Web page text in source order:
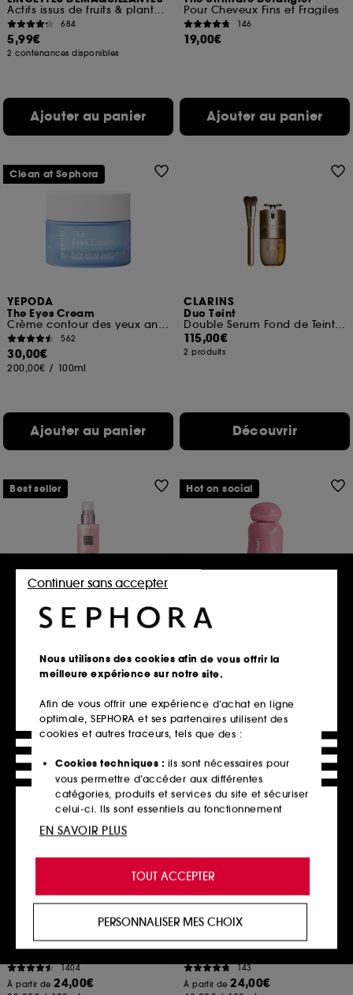
Actifs issus de fruits & plantes + Lotion micellaire
684
5,99€
2 contenances disponibles
Ajouter au panier
Pour Cheveux Fins et Fragiles
146
19,00€
Ajouter au panier
YEPODA
The Eyes Cream
Crème contour des yeux anti-âge
562
30,00€
200,00€ / 100ml
Ajouter au panier
Clean at Sephora
CLARINS
Duo Teint
Double Serum Fond de Teint et Pinceau Fond de Teint inspiré du Gua Sha
115,00€
2 produits
Découvrir
RITUALS
The Ritual of Sakura
17,90€
Ajouter au panier
Best seller
GLOWERY
Lippie Bestie – Huile lèvres
19,00€
Ajouter au panier
Hot on social
Butta Drop Fenty Fresh
Crème Corps Hydratante À L'Huile Fouettée
1404
À partir de24,00€
NUXE
Huile Prodigieuse
Huile sèche multi-fonctions visage, corps, cheveux
143
À partir de24,00€
Nous utilisons des cookies afin de vous offrir la
meilleure expérience sur notre site.
Afin de vous offrir une expérience d’achat en ligne
optimale, SEPHORA et ses partenaires utilisent des
cookies et autres traceurs, tels que des :
Cookies techniques : ils sont nécessaires pour
vous permettre d’accéder aux différentes
catégories, produits et services du site et sécuriser
celui-ci. Ils sont essentiels au fonctionnement
technique du site et ne peuvent être désactivés.
de vous offrir une expérience enrichie et
personnalisée en vous recommandant des
produits, des services et des contenus qui
proposer des offres promotionnelles adaptées à
votre profil.
Cookies réseaux sociaux et publicité :
utilisés pour vous présenter du contenu susceptible
TOUT ACCEPTER
Continuer sans accepter
PERSONNALISER MES CHOIX
EN SAVOIR PLUS